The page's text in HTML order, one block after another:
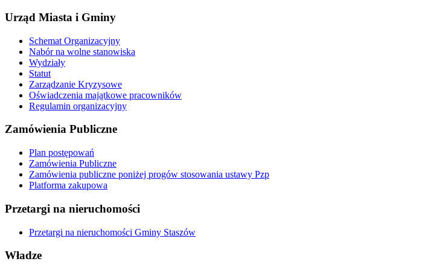
Urząd Miasta i Gminy
Schemat Organizacyjny
Nabór na wolne stanowiska
Wydziały
Statut
Zarządzanie Kryzysowe
Oświadczenia majątkowe pracowników
Regulamin organizacyjny
Zamówienia Publiczne
Plan postępowań
Zamówienia Publiczne
Zamówienia publiczne poniżej progów stosowania ustawy Pzp
Platforma zakupowa
Przetargi na nieruchomości
Przetargi na nieruchomości Gminy Staszów
Władze